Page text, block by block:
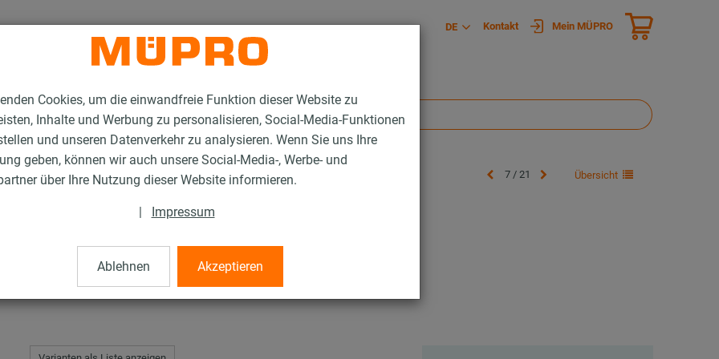
Cookies, um die einwandfreie Funktion dieser Website zu
Inhalte und Werbung zu personalisieren, Social-Media-Funktionen
und unseren Datenverkehr zu analysieren. Wenn Sie uns Ihre
geben, können wir auch unsere Social-Media-, Werbe- und
über Ihre Nutzung dieser Website informieren.
| Impressum
Ablehnen Akzeptieren
DE Kontakt Mein MÜPRO
Montageteile Gewindemuffen 7 / 21 Übersicht